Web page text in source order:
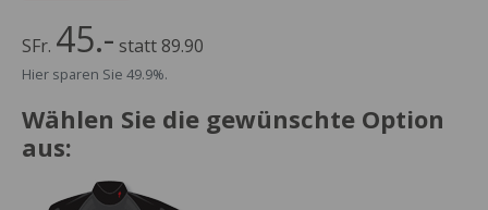
SFr. 45.- statt 89.90
Hier sparen Sie 49.9%.
Wählen Sie die gewünschte Option
aus: